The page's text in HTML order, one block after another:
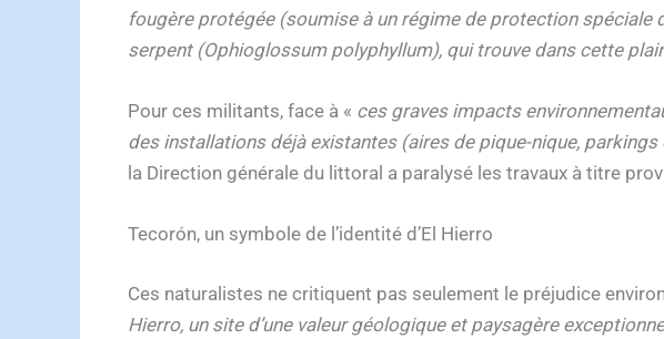
fougère protégée (soumise à un régime de protection
serpent (Ophioglossum polyphyllum), qui trouve dans cette
Pour ces militants, face à « ces graves impacts
des installations déjà existantes (aires de pique-nique,
la Direction générale du littoral a paralysé les travaux à titre
Tecorón, un symbole de l’identité d’El Hierro
Ces naturalistes ne critiquent pas seulement le préjudice
Hierro, un site d’une valeur géologique et paysagère